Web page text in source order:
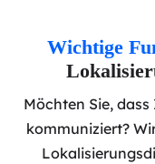
Wichtige
Möchten Sie,
kommuniziert?